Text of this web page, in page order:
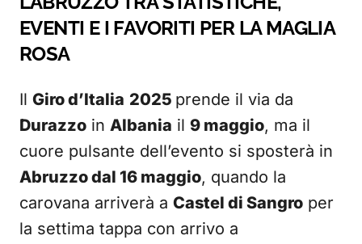
EVENTI E I FAVORITI PER LA MAGLIA
ROSA
Il Giro d’Italia 2025 prende il via da
Durazzo in Albania il 9 maggio, ma il
cuore pulsante dell’evento si sposterà in
Abruzzo dal 16 maggio, quando la
carovana arriverà a Castel di Sangro per
la settima tappa con arrivo a